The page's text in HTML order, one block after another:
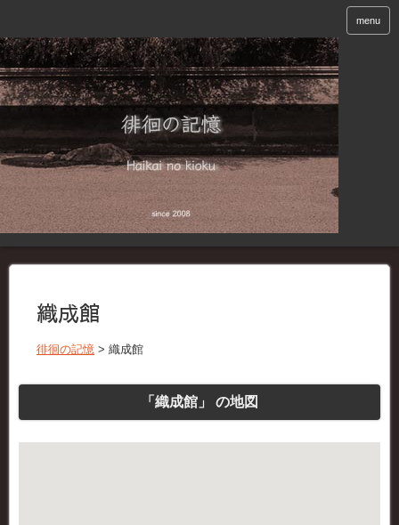
menu
織成館
徘徊の記憶 > 織成館
「織成館」 の地図